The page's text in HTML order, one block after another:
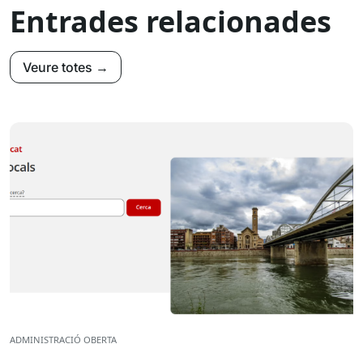
Entrades relacionades
Veure totes →
ADMINISTRACIÓ OBERTA